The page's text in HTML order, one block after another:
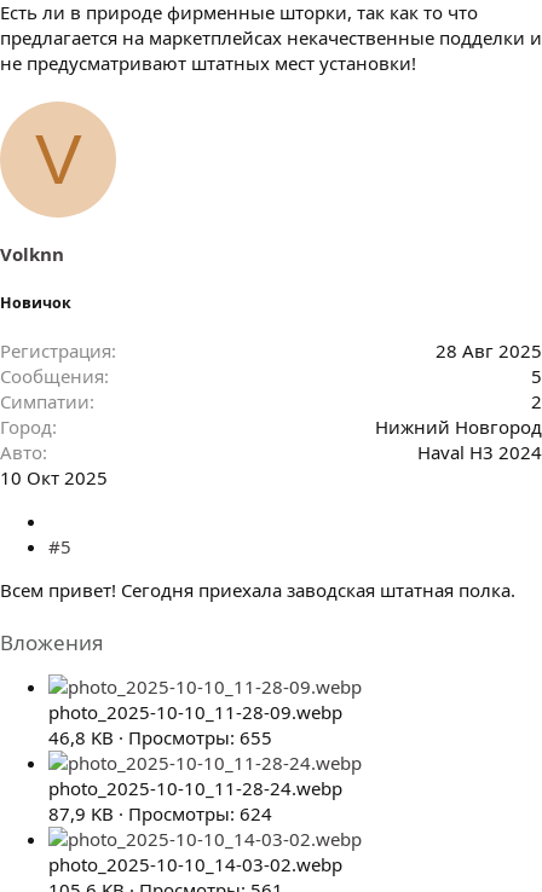
Есть ли в природе фирменные шторки, так как то что
предлагается на маркетплейсах некачественные подделки и
не предусматривают штатных мест установки!
V
Volknn
Новичок
Регистрация
28 Авг 2025
Сообщения
5
Симпатии
2
Город
Нижний Новгород
Авто
Haval H3 2024
10 Окт 2025
#5
Всем привет! Сегодня приехала заводская штатная полка.
Вложения
photo_2025-10-10_11-28-09.webp
46,8 KB · Просмотры: 655
photo_2025-10-10_11-28-24.webp
87,9 KB · Просмотры: 624
photo_2025-10-10_14-03-02.webp